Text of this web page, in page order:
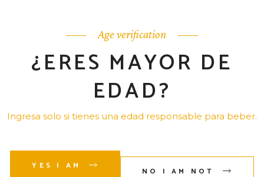
Age verification
¿ERES MAYOR DE
EDAD?
Ingresa solo si tienes una edad responsable para beber.
YES I AM
NO I AM NOT
histórica, patrimonial y cultural, en
donde puedes visitar las fábricas de
Tequila, y apreciar con propios ojos lo
espectacular que es este lugar.
en ciudades cercanas, te
recomendamos incluir en tu lista toda